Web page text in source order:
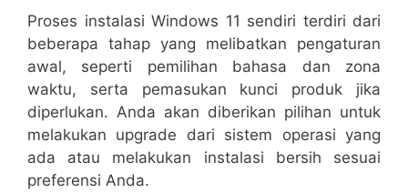
Proses instalasi Windows 11 sendiri terdiri dari
beberapa tahap yang melibatkan pengaturan
awal, seperti pemilihan bahasa dan zona
waktu, serta pemasukan kunci produk jika
diperlukan. Anda akan diberikan pilihan untuk
melakukan upgrade dari sistem operasi yang
ada atau melakukan instalasi bersih sesuai
preferensi Anda.